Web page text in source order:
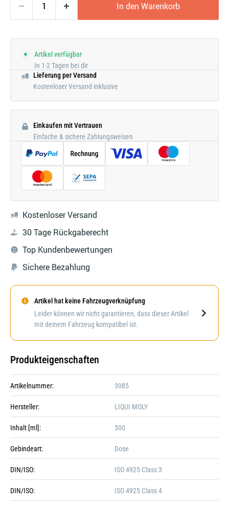
In den Warenkorb
Artikel verfügbar
In 1-2 Tagen bei dir
Lieferung per Versand
Kostenloser Versand inklusive
Einkaufen mit Vertrauen
Einfache & sichere Zahlungsweisen
Kostenloser Versand
30 Tage Rückgaberecht
Top Kundenbewertungen
Sichere Bezahlung
Darstellung kann abweichen
Artikel hat keine Fahrzeugverknüpfung
Leider können wir nicht garantieren, dass dieser Artikel
mit deinem Fahrzeug kompatibel ist.
Produkteigenschaften
Artikelnummer: 3085
Hersteller: LIQUI MOLY
Inhalt [ml]: 500
Gebindeart: Dose
DIN/ISO: ISO 4925 Class 3
DIN/ISO: ISO 4925 Class 4